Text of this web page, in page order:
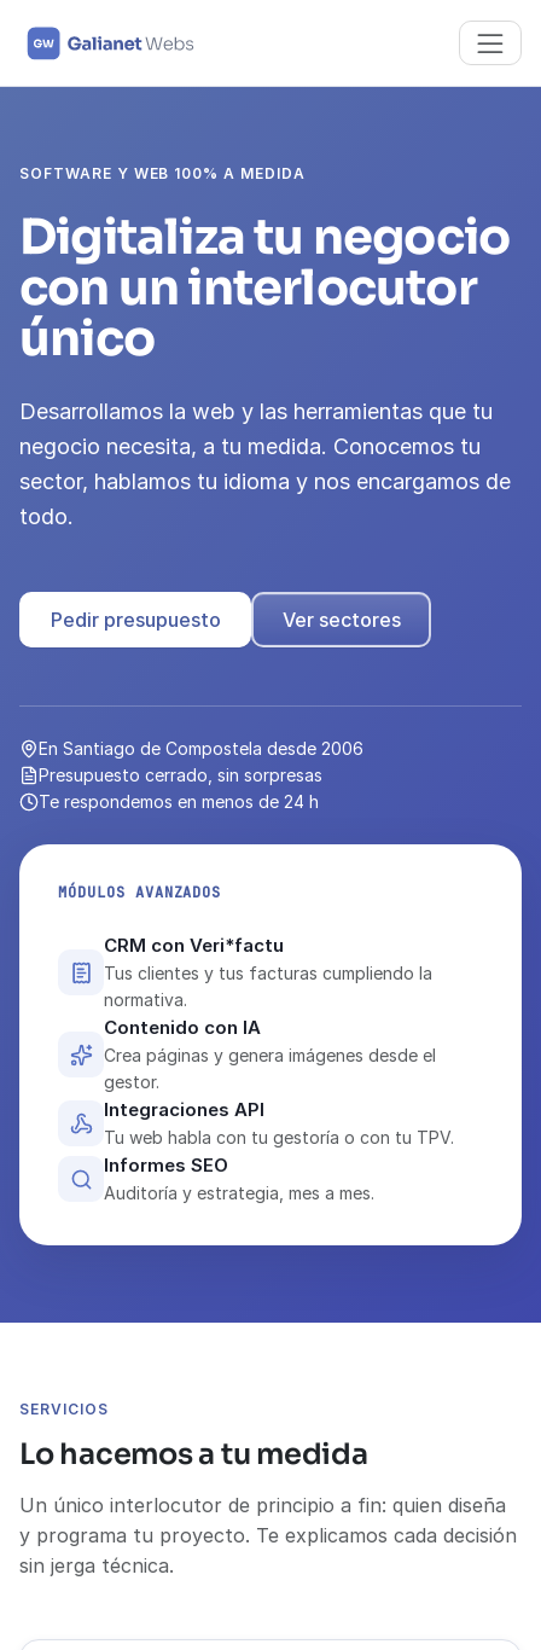
SOFTWARE Y WEB 100% A MEDIDA
Digitaliza tu negocio
con un interlocutor
único
Desarrollamos la web y las herramientas que tu
negocio necesita, a tu medida. Conocemos tu
sector, hablamos tu idioma y nos encargamos de
todo.
Pedir presupuesto Ver sectores
En Santiago de Compostela desde 2006
Presupuesto cerrado, sin sorpresas
Te respondemos en menos de 24 h
MÓDULOS AVANZADOS
CRM con Veri*factu
Tus clientes y tus facturas cumpliendo la
normativa.
Contenido con IA
Crea páginas y genera imágenes desde el
gestor.
Integraciones API
Tu web habla con tu gestoría o con tu TPV.
Informes SEO
Auditoría y estrategia, mes a mes.
SERVICIOS
Lo hacemos a tu medida
Un único interlocutor de principio a fin: quien diseña
y programa tu proyecto. Te explicamos cada decisión
sin jerga técnica.